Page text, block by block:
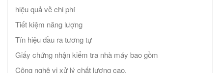
hiệu quả về chi phí
Tiết kiệm năng lượng
Tín hiệu đầu ra tương tự
Giấy chứng nhận kiểm tra nhà máy bao gồm
Công nghệ vi xử lý chất lượng cao.